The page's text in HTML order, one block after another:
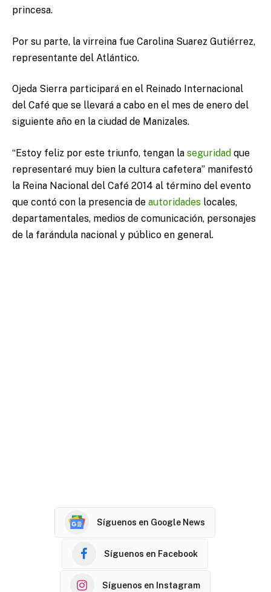
princesa.
Por su parte, la virreina fue Carolina Suarez Gutiérrez,
representante del Atlántico.
Ojeda Sierra participará en el Reinado Internacional
del Café que se llevará a cabo en el mes de enero del
siguiente año en la ciudad de Manizales.
“Estoy feliz por este triunfo, tengan la seguridad que
representaré muy bien la cultura cafetera” manifestó
la Reina Nacional del Café 2014 al término del evento
que contó con la presencia de autoridades locales,
departamentales, medios de comunicación, personajes
de la farándula nacional y público en general.
Síguenos en Google News
Síguenos en Facebook
Síguenos en Instagram